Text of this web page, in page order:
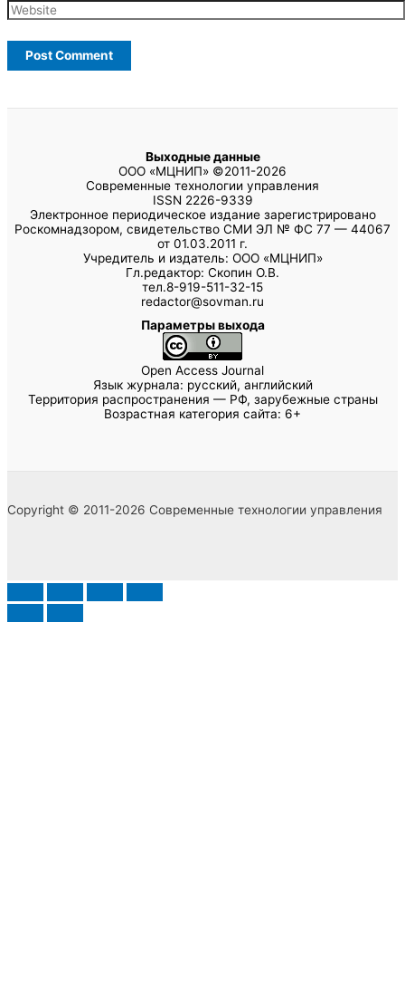
Выходные данные
ООО «МЦНИП» ©2011-2026
Современные технологии управления
ISSN 2226-9339
Электронное периодическое издание зарегистрировано
Роскомнадзором, свидетельство СМИ ЭЛ № ФС 77 — 44067
от 01.03.2011 г.
Учредитель и издатель: ООО «МЦНИП»
Гл.редактор: Скопин О.В.
тел.8-919-511-32-15
redactor@sovman.ru
Параметры выхода
Open Access Journal
Язык журнала: русский, английский
Территория распространения — РФ, зарубежные страны
Возрастная категория сайта: 6+
Copyright © 2011-2026 Современные технологии управления